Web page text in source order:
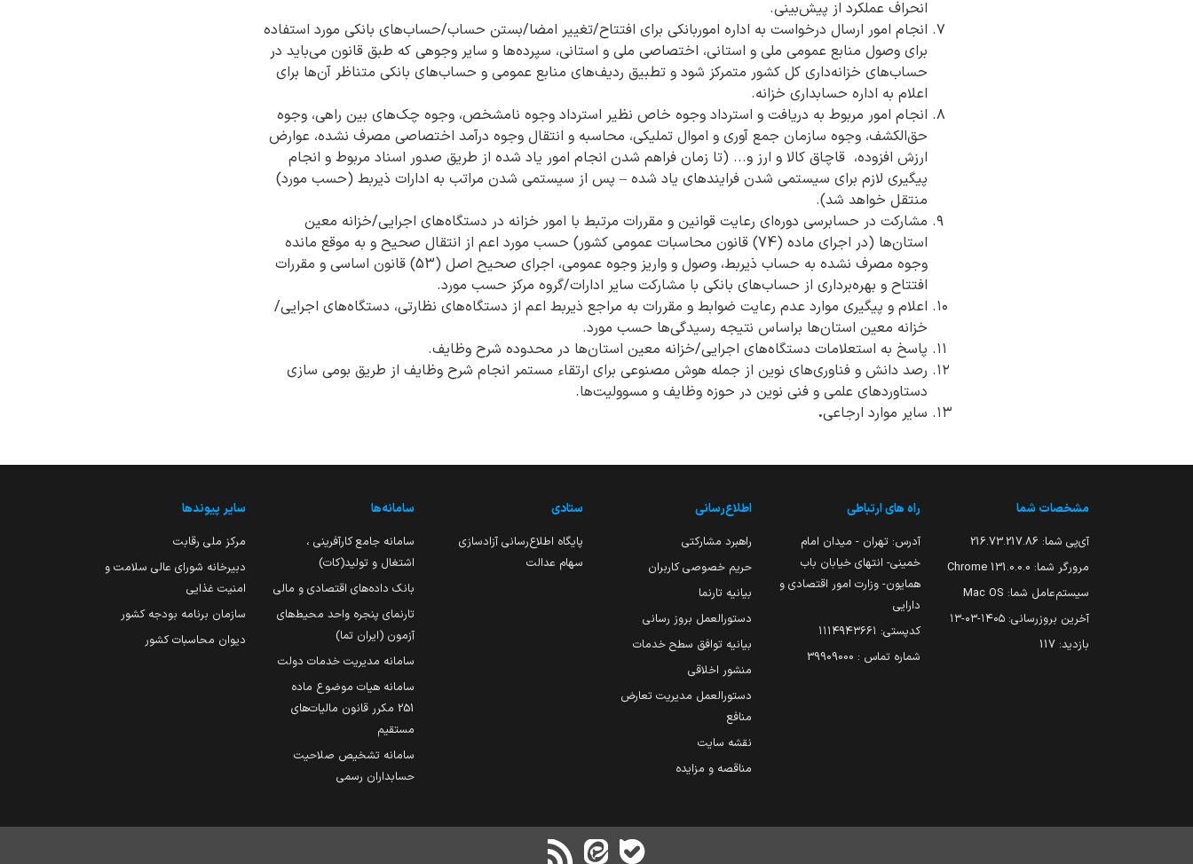
انحراف عملکرد از پیش‌بینی.
انجام امور ارسال درخواست به اداره اموربانکی برای افتتاح/تغییر امضا/بستن حساب/حساب‌های بانکی مورد استفاده
برای وصول منابع عمومی ملی و استانی، اختصاصی ملی و استانی، سپرده‌ها و سایر وجوهی که طبق قانون می‌باید در
حساب‌های خزانه‌داری کل کشور متمرکز شود و تطبیق ردیف‌های منابع عمومی و حساب‌های بانکی متناظر آن‌ها برای
اعلام به اداره حسابداری خزانه.
انجام امور مربوط به دریافت و استرداد وجوه خاص نظیر استرداد وجوه نامشخص، وجوه چک‌های بین راهی، وجوه
حق‌الکشف، وجوه سازمان جمع آوری و اموال تملیکی، محاسبه و انتقال وجوه درآمد اختصاصی مصرف نشده، عوارض
ارزش افزوده، قاچاق کالا و ارز و... (تا زمان فراهم شدن انجام امور یاد شده از طریق صدور اسناد مربوط و انجام
پیگیری لازم برای سیستمی شدن فرایندهای یاد شده – پس از سیستمی شدن مراتب به ادارات ذیربط (حسب مورد)
منتقل خواهد شد).
مشارکت در حسابرسی دوره‌ای رعایت قوانین و مقررات مرتبط با امور خزانه در دستگاه‌های اجرایی/خزانه معین
استان‌ها (در اجرای ماده (74) قانون محاسبات عمومی کشور) حسب مورد اعم از انتقال صحیح و به موقع مانده
وجوه مصرف نشده به حساب ذیربط، وصول و واریز وجوه عمومی، اجرای صحیح اصل (53) قانون اساسی و مقررات
افتتاح و بهره‌برداری از حساب‌های بانکی با مشارکت سایر ادارات/گروه مرکز حسب مورد.
اعلام و پیگیری موارد عدم رعایت ضوابط و مقررات به مراجع ذیربط اعم از دستگاه‌های نظارتی، دستگاه‌های اجرایی/
خزانه معین استان‌ها براساس نتیجه رسیدگی‌ها حسب مورد.
پاسخ به استعلامات دستگاه‌های اجرایی/خزانه معین استان‌ها در محدوده شرح وظایف.
رصد دانش و فناوری‌های نوین از جمله هوش مصنوعی برای ارتقاء مستمر انجام شرح وظایف از طریق بومی سازی
دستاوردهای علمی و فنی نوین در حوزه وظایف و مسوولیت‌ها.
سایر موارد ارجاعی.
مشخصات شما
آی‌پی شما: 216.73.217.86
مرورگر شما: 131.0.0.0 Chrome
سیستم‌عامل شما: Mac OS
آخرین بروزرسانی: ۱۴۰۵-۰۳-۱۳
بازدید: 117
راه های ارتباطی
آدرس: تهران - میدان امام
خمینی- انتهای خیابان باب
همایون- وزارت امور اقتصادی و
دارایی
کدپستی: ۱۱۱۴۹۴۳۶۶۱
شماره تماس : 39909000
اطلاع‌رسانی
راهبرد مشارکتی
حریم خصوصی کاربران
بیانیه تارنما
دستورالعمل بروز رسانی
بیانیه توافق سطح خدمات
منشور اخلاقی
دستورالعمل مدیریت تعارض
منافع
نقشه سایت
مناقصه و مزایده
ستادی
پایگاه اطلاع‌رسانی آزادسازی
سهام عدالت
سامانه‌ها
سامانه جامع کارآفرینی ،
اشتغال و تولید(کات)
بانک داده‌های اقتصادی و مالی
تارنمای پنجره واحد محیط‌های
آزمون (ایران تما)
سامانه مدیریت خدمات دولت
سامانه هیات موضوع ماده
251 مکرر قانون مالیات‌های
مستقیم
سامانه تشخیص صلاحیت
حسابداران رسمی
سایر پیوندها
مرکز ملی رقابت
دبیرخانه شورای عالی سلامت و
امنیت غذایی
سازمان برنامه بودجه کشور
دیوان محاسبات کشور